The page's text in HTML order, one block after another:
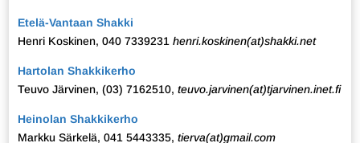
Etelä-Vantaan Shakki
Henri Koskinen, 040 7339231 henri.koskinen(at)shakki.net
Hartolan Shakkikerho
Teuvo Järvinen, (03) 7162510, teuvo.jarvinen(at)tjarvinen.inet.fi
Heinolan Shakkikerho
Markku Särkelä, 041 5443335, tierva(at)gmail.com